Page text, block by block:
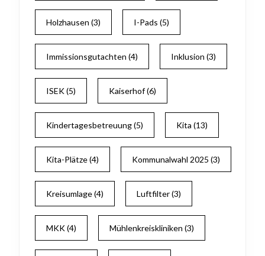
Holzhausen (3) I-Pads (5)
Immissionsgutachten (4) Inklusion (3)
ISEK(5) Kaiserhof(6)
Kindertagesbetreuung(5) Kita (13)
Kita-Plätze(4) Kommunalwahl 2025 (3)
Kreisumlage(4) Luftfilter(3)
MKK(4) Mühlenkreiskliniken (3)